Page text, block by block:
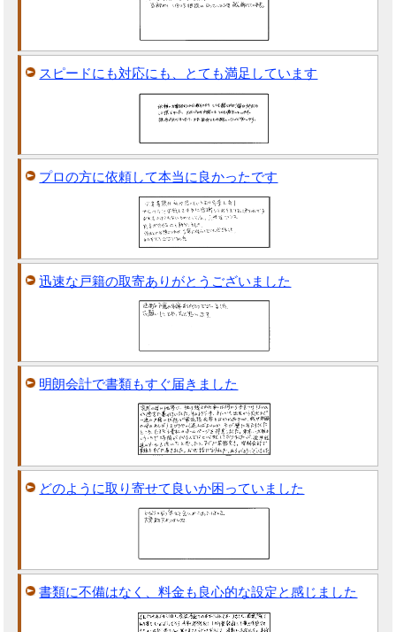
スピードにも対応にも、とても満足しています
プロの方に依頼して本当に良かったです
迅速な戸籍の取寄ありがとうございました
明朗会計で書類もすぐ届きました
どのように取り寄せて良いか困っていました
書類に不備はなく、料金も良心的な設定と感じました